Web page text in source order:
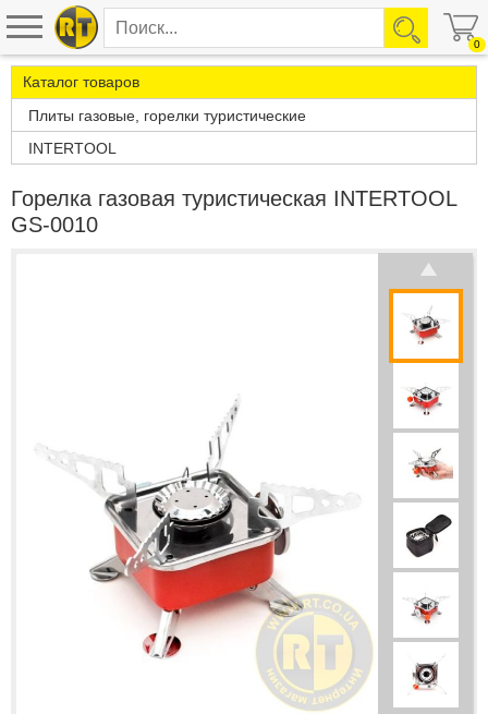
0
Каталог товаров
Плиты газовые, горелки туристические
INTERTOOL
Горелка газовая туристическая INTERTOOL
GS-0010